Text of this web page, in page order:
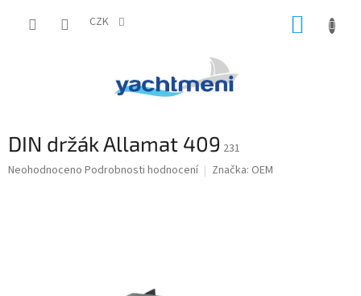
CZK
DIN držák Allamat 409 231
Průměrné
Neohodnoceno Podrobnosti hodnocení Značka: OEM